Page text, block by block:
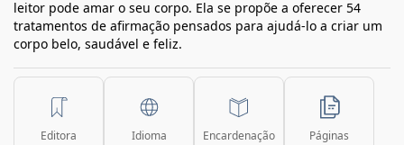
leitor pode amar o seu corpo. Ela se propõe a oferecer 54
tratamentos de afirmação pensados para ajudá-lo a criar um
corpo belo, saudável e feliz.
Editora Idioma Encardenação Páginas